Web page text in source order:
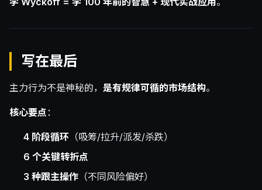
写在最后
主力行为不是神秘的， 是有规律可循的市场结构。
核心要点：
4 阶段循环 （吸筹/拉升/派发/杀跌）
6 个关键转折点
3 种跟主操作 （不同风险偏好）